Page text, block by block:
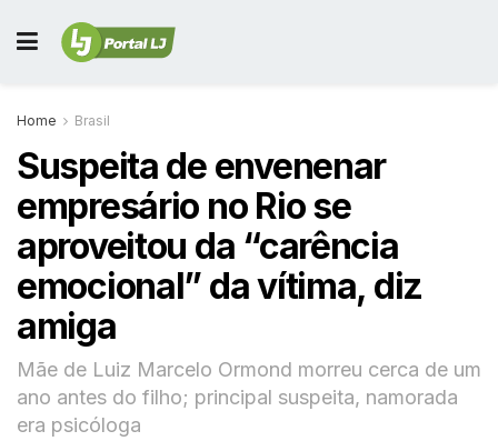
Home Brasil
Suspeita de envenenar
empresário no Rio se
aproveitou da “carência
emocional” da vítima, diz
amiga
Mãe de Luiz Marcelo Ormond morreu cerca de um
ano antes do filho; principal suspeita, namorada
era psicóloga